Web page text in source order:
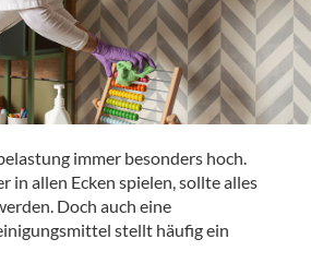
immer besonders hoch.
in allen Ecken spielen, sollte alles
Doch auch eine
stellt häufig ein